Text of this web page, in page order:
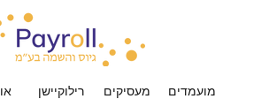
מועמדים מעסיקים רילוקיישן